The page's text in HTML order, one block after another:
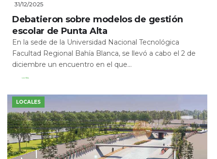
31/12/2025
Debatieron sobre modelos de gestión
escolar de Punta Alta
En la sede de la Universidad Nacional Tecnológica
Facultad Regional Bahía Blanca, se llevó a cabo el 2 de
diciembre un encuentro en el que...
Leer Más
LOCALES